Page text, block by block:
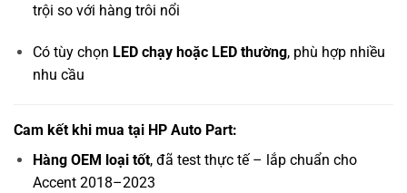
trội so với hàng trôi nổi
Có tùy chọn LED chạy hoặc LED thường, phù hợp nhiều
nhu cầu
Cam kết khi mua tại HP Auto Part:
Hàng OEM loại tốt, đã test thực tế – lắp chuẩn cho
Accent 2018–2023